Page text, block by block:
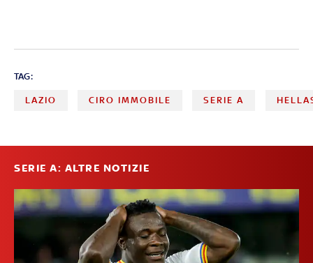
TAG:
LAZIO CIRO IMMOBILE SERIE A
SERIE A: ALTRE NOTIZIE